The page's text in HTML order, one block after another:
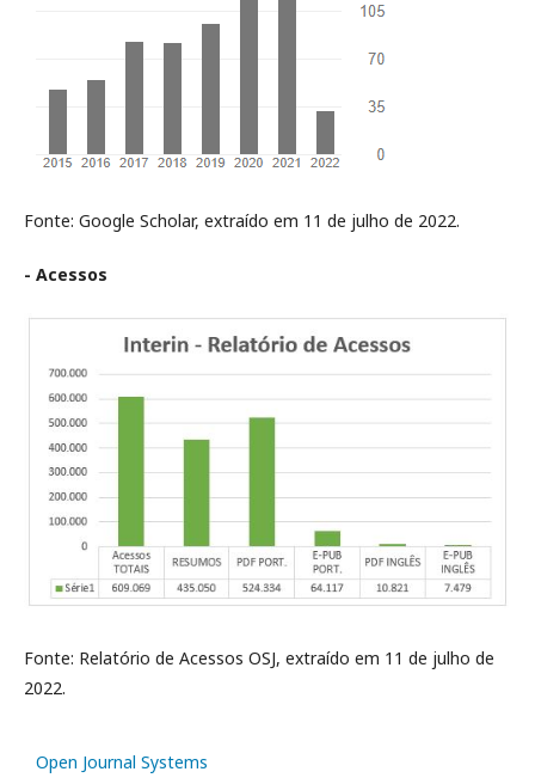
Fonte: Google Scholar, extraído em 11 de julho de 2022.
- Acessos
Fonte: Relatório de Acessos OSJ, extraído em 11 de julho de
2022.
Open Journal Systems